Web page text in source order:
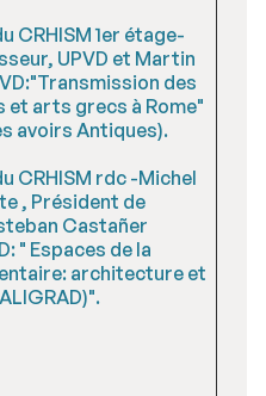
CRHISM 1er étage-
UPVD et Martin
des
arts grecs à Rome"
avoirs Antiques).
CRHISM rdc -Michel
, Président de
Castañer
" Espaces de la
architecture et